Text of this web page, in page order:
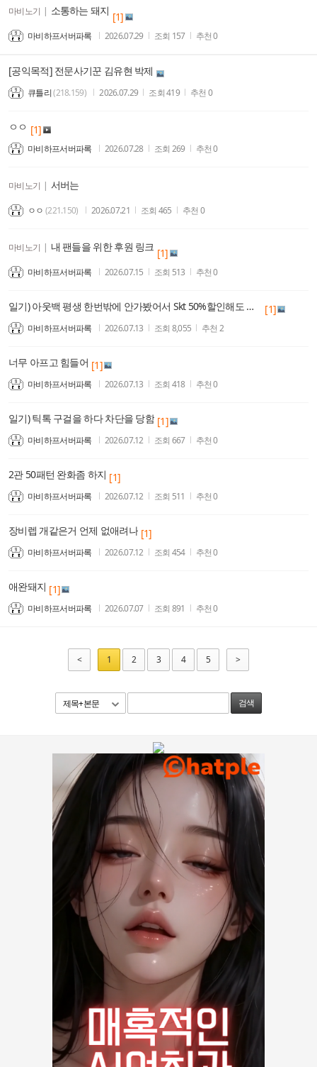
마비노기 | 소통하는 돼지 [1]
마비하프서버파록 2026.07.29 조회 157 추천0
[공익목적] 전문사기꾼 김유현 박제
큐틀리(218.159) 2026.07.29 조회419 추천 0
ㅇㅇ [1]
마비하프서버파록 2026.07.28 조회 269 추천0
마비노기 | 서버는
ㅇㅇ (221.150) 2026.07.21 조회 465 추천 0
마비노기 | 내 팬들을 위한 후원 링크 [1]
마비하프서버파록 2026.07.15 조회 513 추천0
일기) 아웃백 평생 한번밖에 안가봤어서 Skt 50%할인해도 잘몰라서 안감 [1]
마비하프서버파록 2026.07.13 조회 8,055 추천 2
너무 아프고 힘들어 [1]
마비하프서버파록 2026.07.13 조회 418 추천0
일기) 틱톡 구걸을 하다 차단을 당함 [1]
마비하프서버파록 2026.07.12 조회 667 추천0
2관 50패턴 완화좀 하지 [1]
마비하프서버파록 2026.07.12 조회 511 추천0
장비렙 개같은거 언제 없애려나 [1]
마비하프서버파록 2026.07.12 조회 454 추천0
애완돼지 [1]
마비하프서버파록 2026.07.07 조회 891 추천0
< 1 2 3 4 5 >
제목+본문 검색